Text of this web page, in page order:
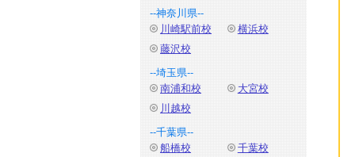
--神奈川県--
川崎駅前校
横浜校
藤沢校
--埼玉県--
南浦和校
大宮校
川越校
--千葉県--
船橋校
千葉校